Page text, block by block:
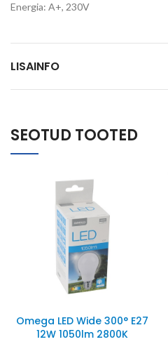
Energia: A+, 230V
LISAINFO
SEOTUD TOOTED
Omega LED Wide 300° E27
12W 1050lm 2800K